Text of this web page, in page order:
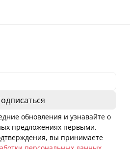
обновления и узнавайте о
предложениях первыми.
вы принимаете